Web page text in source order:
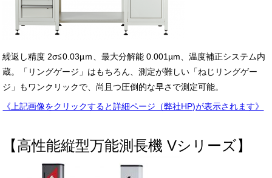
繰返し精度 2σ≦0.03µｍ、最大分解能 0.001µm、温度補正システム内
蔵。「リングゲージ」はもちろん、測定が難しい「ねじリングゲー
ジ」もワンクリックで、尚且つ圧倒的な早さで測定可能。
《上記画像をクリックすると詳細ページ（弊社HP)が表示されます》
【高性能縦型万能測長機 Vシリーズ】